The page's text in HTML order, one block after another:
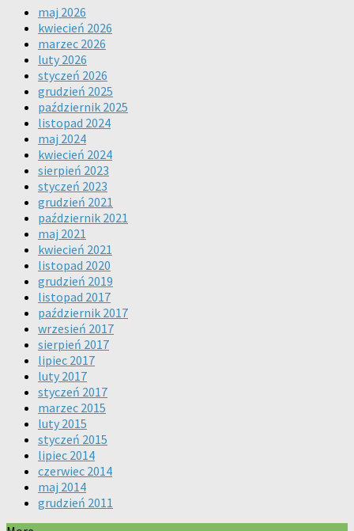
maj 2026
kwiecień 2026
marzec 2026
luty 2026
styczeń 2026
grudzień 2025
październik 2025
listopad 2024
maj 2024
kwiecień 2024
sierpień 2023
styczeń 2023
grudzień 2021
październik 2021
maj 2021
kwiecień 2021
listopad 2020
grudzień 2019
listopad 2017
październik 2017
wrzesień 2017
sierpień 2017
lipiec 2017
luty 2017
styczeń 2017
marzec 2015
luty 2015
styczeń 2015
lipiec 2014
czerwiec 2014
maj 2014
grudzień 2011